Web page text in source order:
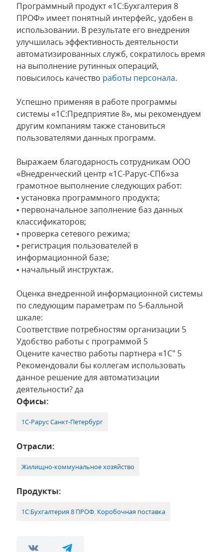
Программный продукт «1С:Бухгалтерия 8
ПРОФ» имеет понятный интерфейс, удобен в
использовании. В результате его внедрения
улучшилась эффективность деятельности
автоматизированных служб, сократилось время
на выполнение рутинных операций,
повысилось качество работы персонала.
Успешно применяя в работе программы
системы «1С:Предприятие 8», мы рекомендуем
другим компаниям также становиться
пользователями данных программ.
Выражаем благодарность сотрудникам ООО
«Внедренческий центр «1С-Рарус-СПб»за
грамотное выполнение следующих работ:
• установка программного продукта;
• первоначальное заполнение баз данных
классификаторов;
• проверка сетевого режима;
• регистрация пользователей в
информационной базе;
• начальный инструктаж.
Оценка внедренной информационной системы
по следующим параметрам по 5-балльной
шкале:
Соответствие потребностям организации 5
Удобство работы с программой 5
Оцените качество работы партнера «1С" 5
Рекомендовали бы коллегам использовать
данное решение для автоматизации
деятельности? да
Офисы:
1С-Рарус Санкт-Петербург
Отрасли:
Жилищно-коммунальное хозяйство
Продукты:
1С:Бухгалтерия 8 ПРОФ. Коробочная поставка